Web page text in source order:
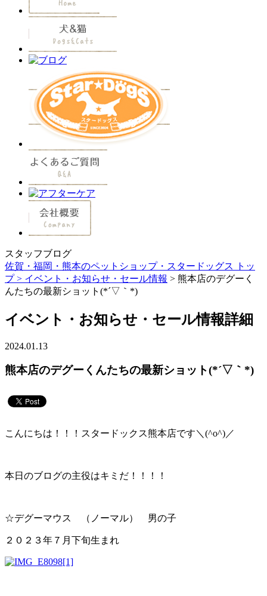
スタッフブログ
佐賀・福岡・熊本のペットショップ・スタードッグス トッ
プ > イベント・お知らせ・セール情報 > 熊本店のデグーく
んたちの最新ショット(*´▽｀*)
イベント・お知らせ・セール情報詳細
2024.01.13
熊本店のデグーくんたちの最新ショット(*´▽｀*)
こんにちは！！！スタードックス熊本店です＼(^o^)／
本日のブログの主役はキミだ！！！！
☆デグーマウス （ノーマル） 男の子
２０２３年７月下旬生まれ